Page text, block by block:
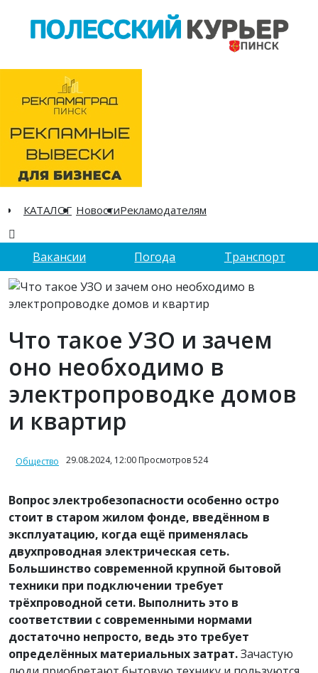
КАТАЛОГ НовостиРекламодателям
Вакансии Погода Транспорт
Что такое УЗО и зачем
оно необходимо в
электропроводке домов
и квартир
Общество 29.08.2024, 12:00 Просмотров 524
Вопрос электробезопасности особенно остро
стоит в старом жилом фонде, введённом в
эксплуатацию, когда ещё применялась
двухпроводная электрическая сеть.
Большинство современной крупной бытовой
техники при подключении требует
трёхпроводной сети. Выполнить это в
соответствии с современными нормами
достаточно непросто, ведь это требует
определённых материальных затрат.Зачастую